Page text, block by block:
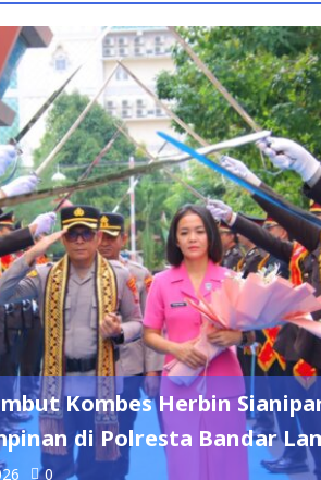
Kombes Herbin
di Polresta Bandar
0